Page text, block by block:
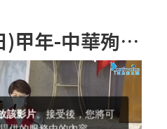
十二集：「聖母、聖人」—
第十一集：「教 會」(推廣片)
十一集：「教 會」—林必能
2020-07-12(日)甲年-中華殉道聖人節(常年期第十五主日)-答唱詠